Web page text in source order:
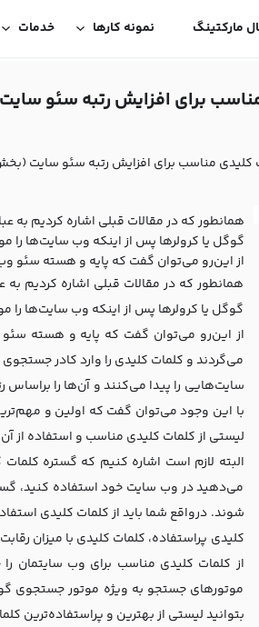
مارکتینگ نمونه کارها خدمات
برای افزایش رتبه سئو
مناسب برای افزایش رتبه سئو سایت
همانطور که در مقالات قبلی اشاره کردیم به
گوگل یا کرولرها پس از اینکه وب سایت‌ها را
از این‌رو می‌توان گفت که پایه و هسته سئو
همانطور که در مقالات قبلی اشاره کردیم به
گوگل یا کرولرها پس از اینکه وب سایت‌ها را
از این‌رو می‌توان گفت که پایه و هسته سئو
می‌گردند و کلمات کلیدی را وارد کادر
سایت‌هایی را پیدا می‌کنند و آن‌ها را
با این وجود می‌توان گفت که اولین و
لیستی از کلمات کلیدی مناسب و استفاده از
البته لازم است اشاره کنیم که گستره
می‌دهید در وب سایت خود استفاده کنید،
شوند. درواقع شما باید از کلمات کلیدی
کلیدی پراستفاده، کلمات کلیدی با میزان
از کلمات کلیدی مناسب برای وب سایتمان
موتورهای جستجو به ویژه موتور جستجوی
بتوانید لیستی از بهترین و پراستفاده‌ترین